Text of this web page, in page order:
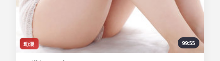
动漫 99:55